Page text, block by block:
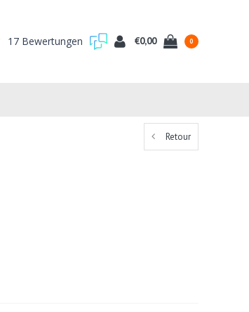
17 Bewertungen €0,00 0
Retour